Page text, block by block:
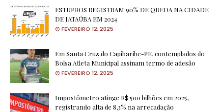
ESTUPROS REGISTRAM 90% DE QUEDA NA CIDADE
DE JATAÚBA EM 2024
FEVEREIRO 12, 2025
Em Santa Cruz do Capibaribe-PE, contemplados do
Bolsa Atleta Municipal assinam termo de adesão
FEVEREIRO 12, 2025
Impostômetro atinge R$ 500 bilhões em 2025,
registrando alta de 8,3% na arrecadação